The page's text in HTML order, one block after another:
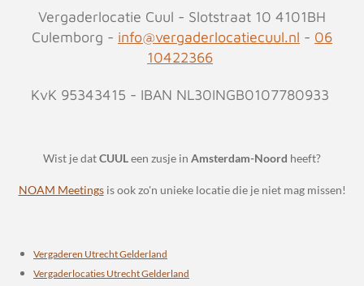
Vergaderlocatie Cuul - Slotstraat 10 4101BH
Culemborg - info@vergaderlocatiecuul.nl - 06
10422366
KvK 95343415 - IBAN NL30INGB0107780933
Wist je datCUULeen zusje in Amsterdam-Noord heeft?
NOAM Meetingsis ook zo'n unieke locatie die je niet mag missen!
Vergaderen Utrecht Gelderland
Vergaderlocaties Utrecht Gelderland